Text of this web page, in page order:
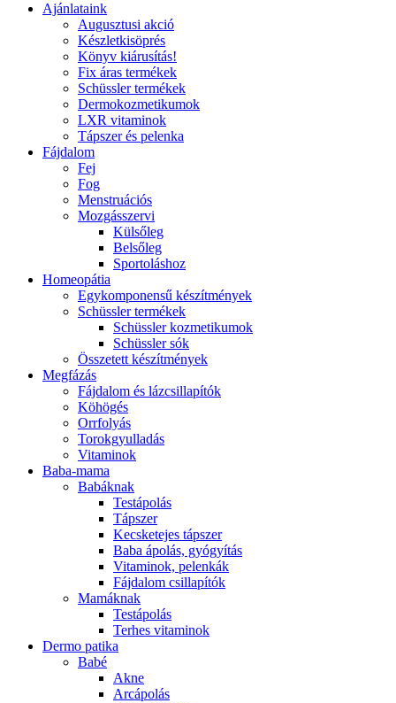
Ajánlataink
Augusztusi akció
Készletkisöprés
Könyv kiárusítás!
Fix áras termékek
Schüssler termékek
Dermokozmetikumok
LXR vitaminok
Tápszer és pelenka
Fájdalom
Fej
Fog
Menstruációs
Mozgásszervi
Külsőleg
Belsőleg
Sportoláshoz
Homeopátia
Egykomponensű készítmények
Schüssler termékek
Schüssler kozmetikumok
Schüssler sók
Összetett készítmények
Megfázás
Fájdalom és lázcsillapítók
Köhögés
Orrfolyás
Torokgyulladás
Vitaminok
Baba-mama
Babáknak
Testápolás
Tápszer
Kecsketejes tápszer
Baba ápolás, gyógyítás
Vitaminok, pelenkák
Fájdalom csillapítók
Mamáknak
Testápolás
Terhes vitaminok
Dermo patika
Babé
Akne
Arcápolás